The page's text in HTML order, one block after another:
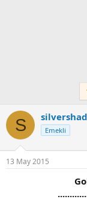
S Emekli
13 May 2015